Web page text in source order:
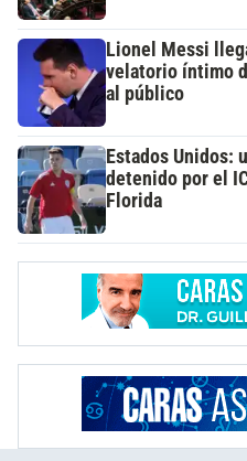
Lionel Messi
velatorio íntimo
al público
Estados Unidos:
detenido por el
Florida